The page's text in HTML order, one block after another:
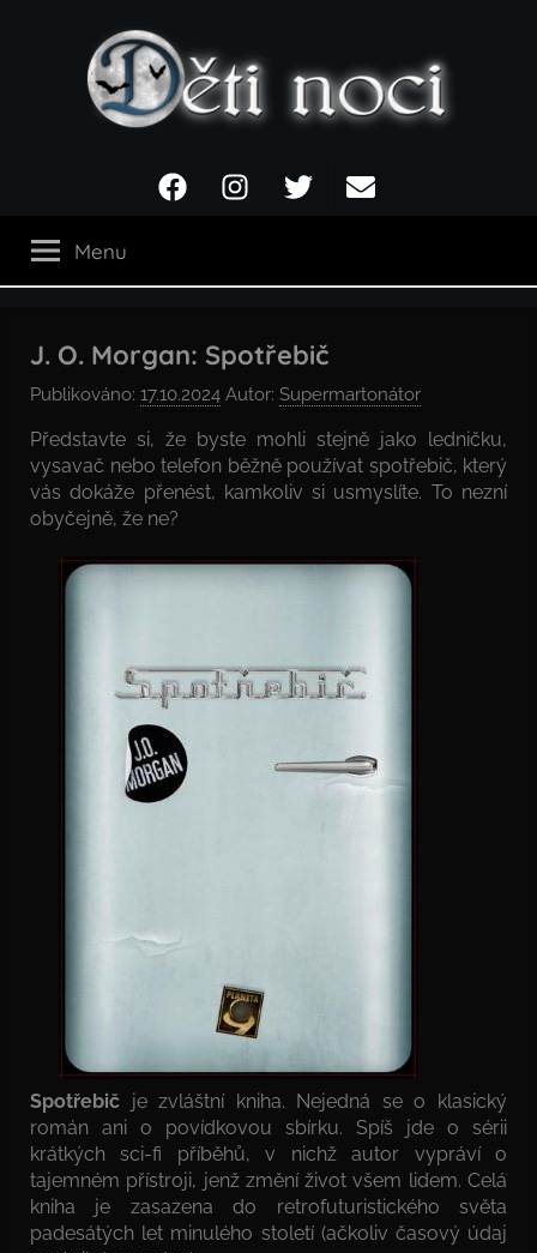
noci
FacebookInstagramTwitter Email
Menu
J. O. Morgan: Spotřebič
Publikováno: 17.10.2024 Autor: Supermartonátor
Představte si, že byste mohli stejně jako ledničku,
vysavač nebo telefon běžně používat spotřebič, který
vás dokáže přenést, kamkoliv si usmyslíte. To nezní
obyčejně, že ne?
Spotřebič je zvláštní kniha. Nejedná se o klasický
román ani o povídkovou sbírku. Spíš jde o sérii
krátkých sci-fi příběhů, v nichž autor vypráví o
tajemném přístroji, jenž změní život všem lidem. Celá
kniha je zasazena do retrofuturistického světa
padesátých let minulého století (ačkoliv časový údaj